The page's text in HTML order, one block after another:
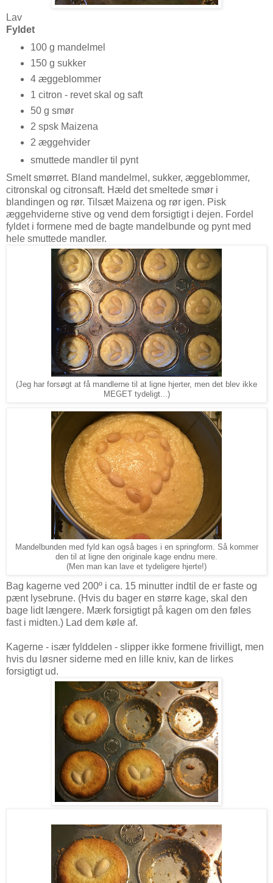
Lav
Fyldet
100 g mandelmel
150 g sukker
4 æggeblommer
1 citron - revet skal og saft
50 g smør
2 spsk Maizena
2 æggehvider
smuttede mandler til pynt
Smelt smørret. Bland mandelmel, sukker, æggeblommer,
citronskal og citronsaft. Hæld det smeltede smør i
blandingen og rør. Tilsæt Maizena og rør igen. Pisk
æggehviderne stive og vend dem forsigtigt i dejen. Fordel
fyldet i formene med de bagte mandelbunde og pynt med
hele smuttede mandler.
(Jeg har forsøgt at få mandlerne til at ligne hjerter, men det blev ikke
MEGET tydeligt...)
Mandelbunden med fyld kan også bages i en springform. Så kommer
den til at ligne den originale kage endnu mere.
(Men man kan lave et tydeligere hjerte!)
Bag kagerne ved 200º i ca. 15 minutter indtil de er faste og
pænt lysebrune. (Hvis du bager en større kage, skal den
bage lidt længere. Mærk forsigtigt på kagen om den føles
fast i midten.) Lad dem køle af.
Kagerne - især fylddelen - slipper ikke formene frivilligt, men
hvis du løsner siderne med en lille kniv, kan de lirkes
forsigtigt ud.